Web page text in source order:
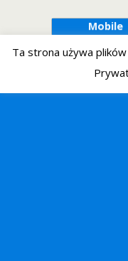
Mobile
Ta strona używa